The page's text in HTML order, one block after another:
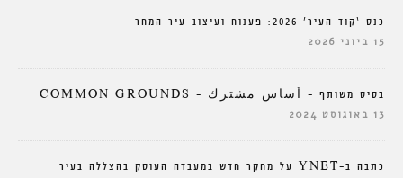
כנס ‘קוד העיר’ 2026: פענוח ועיצוב עיר המחר
15 ביוני 2026
בסיס משותף – أساس مشترك – COMMON GROUNDS
13 באוגוסט 2024
כתבה ב-YNET על מחקר חדש במעבדה העוסק בהצללה בעיר